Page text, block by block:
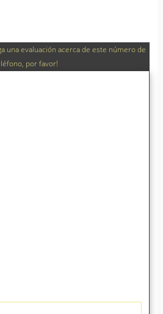
una evaluación acerca de este número de
por favor!